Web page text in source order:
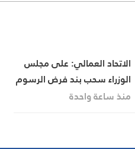
الاتحاد العمالي: على مجلس
الوزراء سحب بند فرض الرسوم
من جدول أعماله غدا وإلا
منذ ساعة واحدة